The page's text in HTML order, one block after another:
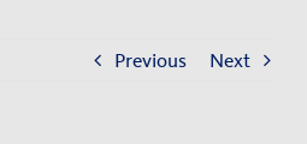
Previous Next